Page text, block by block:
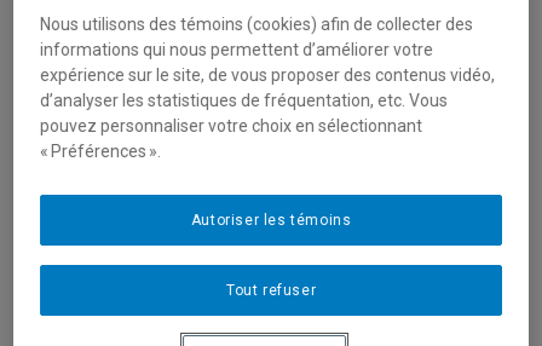
Unité: Département de géographie
Courriel:hemond.yannick@uqam.ca
Téléphone
: Français, Anglais
Nous utilisons des témoins (cookies) afin de collecter des
informations qui nous permettent d’améliorer votre
expérience sur le site, de vous proposer des contenus vidéo,
d’analyser les statistiques de fréquentation, etc. Vous
pouvez personnaliser votre choix en sélectionnant
« Préférences ».
Tout refuser
Autoriser les témoins